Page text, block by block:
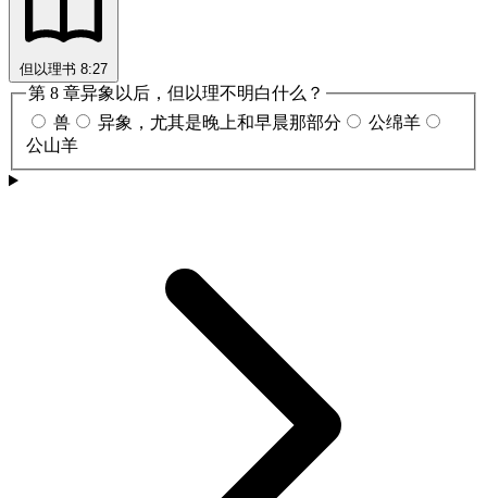
但以理书 8:27
第 8 章异象以后，但以理不明白什么？
兽
异象，尤其是晚上和早晨那部分
公绵羊
公山羊